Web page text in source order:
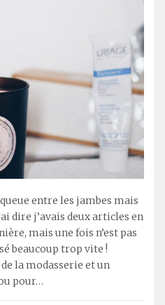
entre les jambes mais
dire j’avais deux articles en
mais une fois n’est pas
beaucoup trop vite !
la modasserie et un
pour…